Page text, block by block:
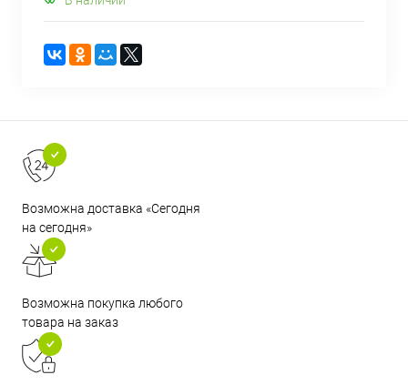
Возможна доставка «Сегодня
на сегодня»
Возможна покупка любого
товара на заказ